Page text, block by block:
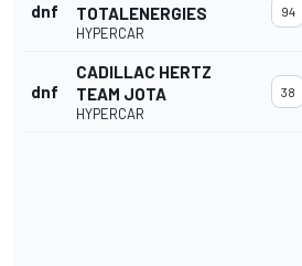
dnf
TOTALENERGIES
HYPERCAR
94
dnf
CADILLAC HERTZ
TEAM JOTA
HYPERCAR
38